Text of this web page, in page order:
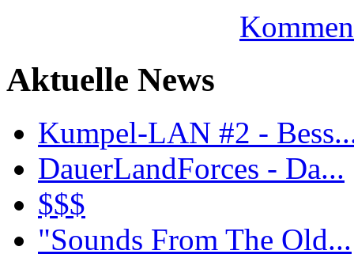
Aktuelle News
Kumpel-LAN #2 -
DauerLandForces - Da...
$$$
"Sounds From The Old...